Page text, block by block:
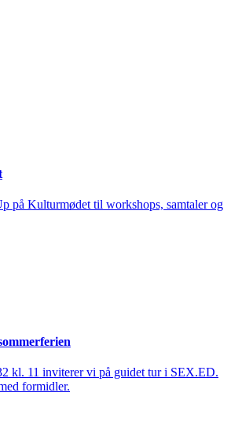
på Kulturmødet til workshops, samtaler og
kl. 11 inviterer vi på guidet tur i SEX.ED.
formidler.